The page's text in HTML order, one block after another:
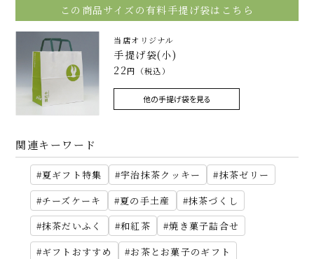
この商品サイズの有料手提げ袋はこちら
当店オリジナル
手提げ袋(小)
22円（税込）
他の手提げ袋を見る
関連キーワード
夏ギフト特集 宇治抹茶クッキー
抹茶ゼリー
チーズケーキ
夏の手土産
抹茶づくし
抹茶だいふく
和紅茶
焼き菓子詰合せ
ギフトおすすめ
お茶とお菓子のギフト